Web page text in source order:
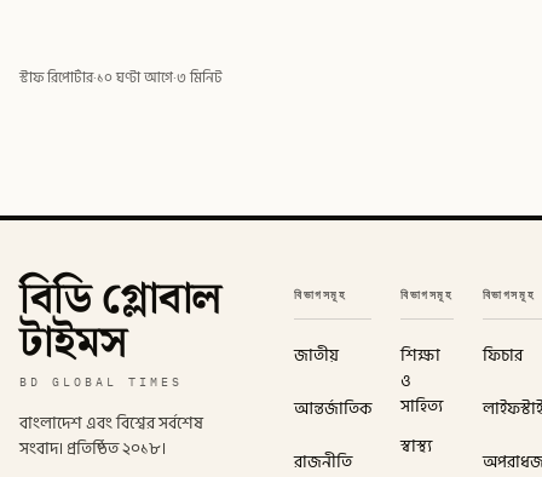
স্টাফ রিপোর্টার·১০ ঘণ্টা আগে·৩ মিনিট
বিডি গ্লোবাল
টাইমস
BD GLOBAL TIMES
বাংলাদেশ এবং বিশ্বের সর্বশেষ
সংবাদ। প্রতিষ্ঠিত ২০১৮।
বিভাগসমূহ
জাতীয়
আন্তর্জাতিক
রাজনীতি
বিভাগসমূহ
শিক্ষা
ও
সাহিত্য
স্বাস্থ্য
বিভাগসমূহ
ফিচার